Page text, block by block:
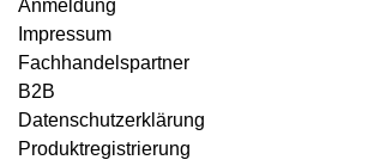
Anmeldung
Impressum
Fachhandelspartner
B2B
Datenschutzerklärung
Produktregistrierung